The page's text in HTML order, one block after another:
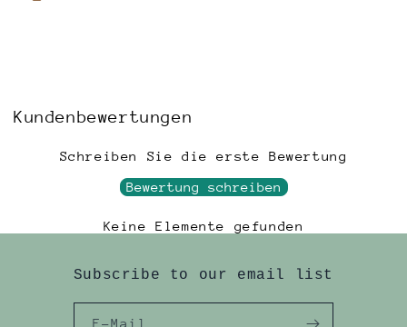
Kundenbewertungen
Schreiben Sie die erste Bewertung
Bewertung schreiben
Keine Elemente gefunden
Subscribe to our email list
E-Mail